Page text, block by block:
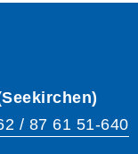
/ 87 61 51-640